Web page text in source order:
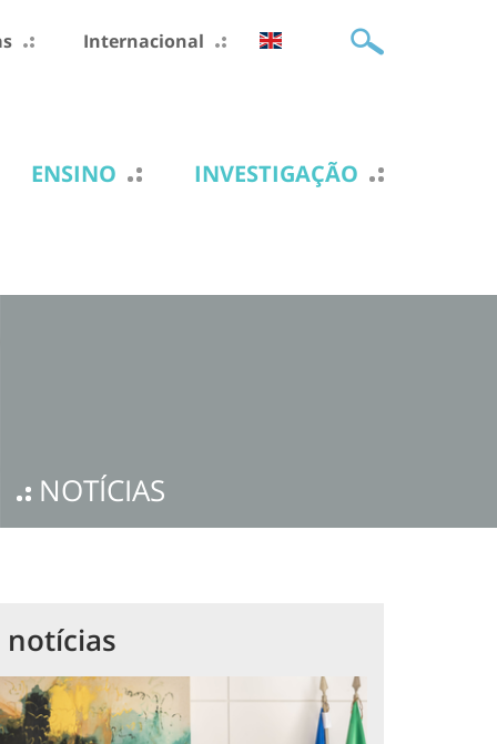
Internacional
ENSINO INVESTIGAÇÃO
NOTÍCIAS